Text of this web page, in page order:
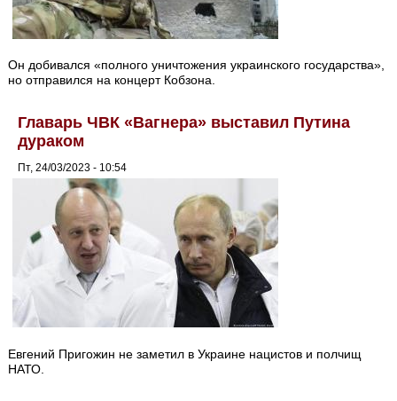
Он добивался «полного уничтожения украинского государства»,
но отправился на концерт Кобзона.
Главарь ЧВК «Вагнера» выставил Путина
дураком
Пт, 24/03/2023 - 10:54
Евгений Пригожин не заметил в Украине нацистов и полчищ
НАТО.